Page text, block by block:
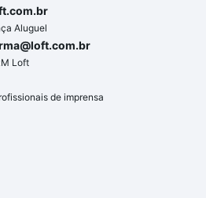
Aluguel
Loft
de imprensa